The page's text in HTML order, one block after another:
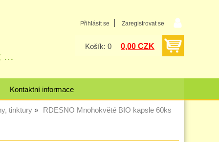
Přihlásit se Zaregistrovat se
Košík: 0 0,00 CZK
Kontaktní informace
tinktury RDESNO Mnohokvěté BIO kapsle 60ks